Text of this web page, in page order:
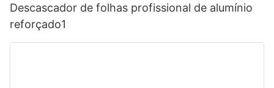
Descascador de folhas profissional de alumínio
reforçado1